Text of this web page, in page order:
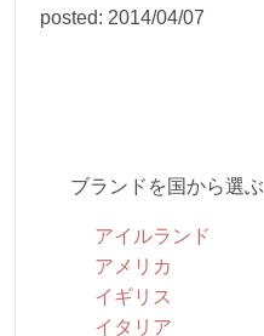
posted: 2014/04/07
ブランドを国から選ぶ
アイルランド
アメリカ
イギリス
イタリア